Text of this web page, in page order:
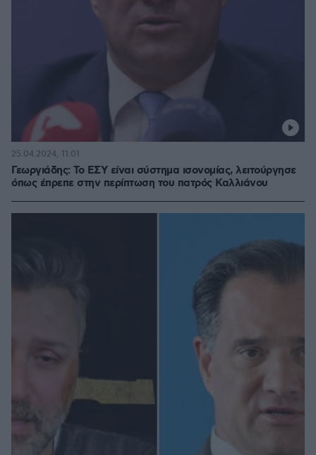
Γεωργιάδης: Το ΕΣΥ είναι σύστημα ισονομίας, λειτούργησε
όπως έπρεπε στην περίπτωση του πατρός Καλλιάνου
25.04.2024, 11:01